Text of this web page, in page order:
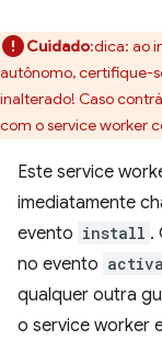
Cuidado:dica: ao
autônomo, certifique-
inalterado! Caso
com o service worker
Este service
imediatamente
evento install .
no evento
qualquer outra
o service worker